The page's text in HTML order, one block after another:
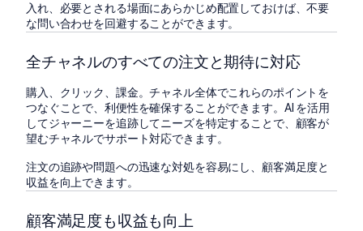
入れ、必要とされる場面にあらかじめ配置しておけば、不要
な問い合わせを回避することができます。
全チャネルのすべての注文と期待に対応
購入、クリック、課金。チャネル全体でこれらのポイントを
つなぐことで、利便性を確保することができます。AI を活用
してジャーニーを追跡してニーズを特定することで、顧客が
望むチャネルでサポート対応できます。
注文の追跡や問題への迅速な対処を容易にし、顧客満足度と
収益を向上できます。
顧客満足度も収益も向上